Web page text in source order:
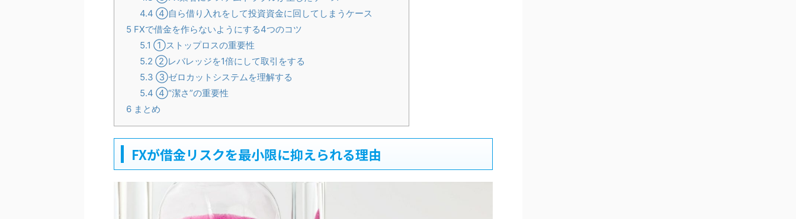
4.4 ④自ら借り入れをして投資資金に回してしまうケース
5 FXで借金を作らないようにする4つのコツ
5.1 ①ストップロスの重要性
5.2 ②レバレッジを1倍にして取引をする
5.3 ③ゼロカットシステムを理解する
5.4 ④“潔さ”の重要性
6 まとめ
FXが借金リスクを最小限に抑えられる理由